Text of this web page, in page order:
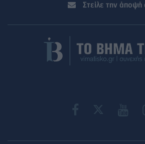
Στείλε την άποψή